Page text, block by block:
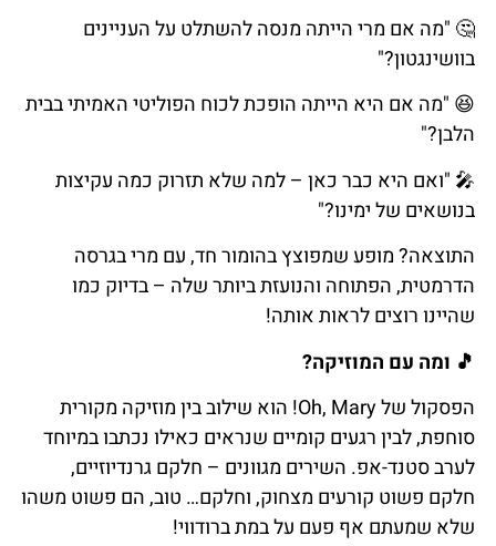
🤔 "מה אם מרי הייתה מנסה להשתלט על העניינים
בוושינגטון?"
😆 "מה אם היא הייתה הופכת לכוח הפוליטי האמיתי בבית
הלבן?"
🎤 "ואם היא כבר כאן – למה שלא תזרוק כמה עקיצות
בנושאים של ימינו?"
התוצאה? מופע שמפוצץ בהומור חד, עם מרי בגרסה
הדרמטית, הפתוחה והנועזת ביותר שלה – בדיוק כמו
שהיינו רוצים לראות אותה!
🎵 ומה עם המוזיקה?
הפסקול של Oh, Mary! הוא שילוב בין מוזיקה מקורית
סוחפת, לבין רגעים קומיים שנראים כאילו נכתבו במיוחד
לערב סטנד-אפ. השירים מגוונים – חלקם גרנדיוזיים,
חלקם פשוט קורעים מצחוק, וחלקם… טוב, הם פשוט משהו
שלא שמעתם אף פעם על במת ברודווי!